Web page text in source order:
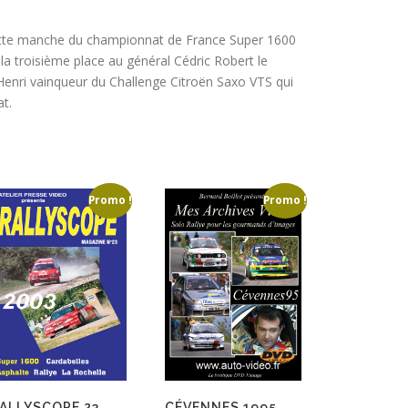
manche du championnat de France Super 1600
troisième place au général Cédric Robert le
vainqueur du Challenge Citroën Saxo VTS qui
Promo ! Promo !